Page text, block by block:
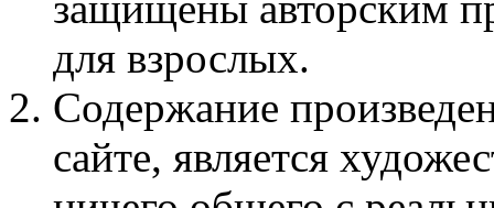
для взрослых.
Содержание
сайте, является